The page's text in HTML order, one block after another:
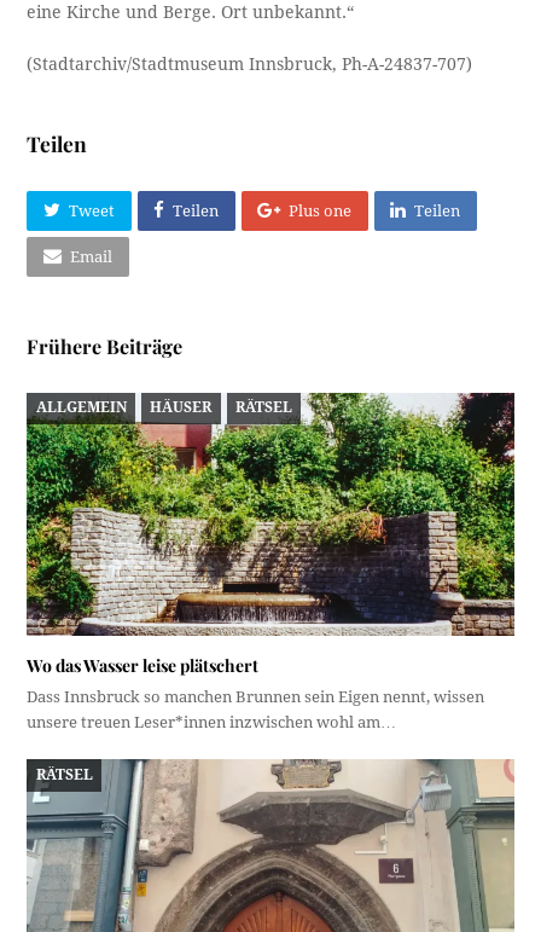
eine Kirche und Berge. Ort unbekannt.“
(Stadtarchiv/Stadtmuseum Innsbruck, Ph-A-24837-707)
Teilen
Tweet Teilen Plus one Teilen
Email
Frühere Beiträge
ALLGEMEIN HÄUSER RÄTSEL
Wo das Wasser leise plätschert
Dass Innsbruck so manchen Brunnen sein Eigen nennt, wissen
unsere treuen Leser*innen inzwischen wohl am…
RÄTSEL